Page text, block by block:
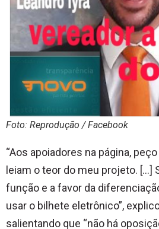
Foto: Reprodução / Facebook
“Aos apoiadores na página,
leiam o teor do meu projeto. […]
função e a favor da
usar o bilhete eletrônico”,
salientando que “não há